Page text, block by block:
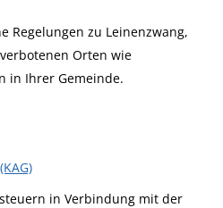
Regelungen zu Leinenzwang,
Orten wie
in Ihrer Gemeinde.
in Verbindung mit der